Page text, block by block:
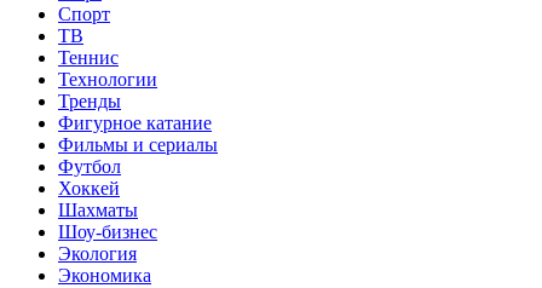
Спорт
ТВ
Теннис
Технологии
Тренды
Фигурное катание
Фильмы и сериалы
Футбол
Хоккей
Шахматы
Шоу-бизнес
Экология
Экономика